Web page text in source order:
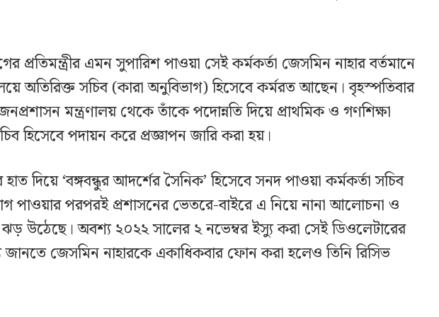
প্রতিমন্ত্রীর এমন সুপারিশ পাওয়া সেই কর্মকর্তা জেসমিন নাহার বর্তমানে
অতিরিক্ত সচিব (কারা অনুবিভাগ) হিসেবে কর্মরত আছেন। বৃহস্পতিবার
মন্ত্রণালয় থেকে তাঁকে পদোন্নতি দিয়ে প্রাথমিক ও গণশিক্ষা
হিসেবে পদায়ন করে প্রজ্ঞাপন জারি করা হয়।
হাত দিয়ে ‘বঙ্গবন্ধুর আদর্শের সৈনিক’ হিসেবে সনদ পাওয়া কর্মকর্তা সচিব
পাওয়ার পরপরই প্রশাসনের ভেতরে-বাইরে এ নিয়ে নানা আলোচনা ও
উঠেছে। অবশ্য ২০২২ সালের ২ নভেম্বর ইস্যু করা সেই ডিওলেটারের
জানতে জেসমিন নাহারকে একাধিকবার ফোন করা হলেও তিনি রিসিভ